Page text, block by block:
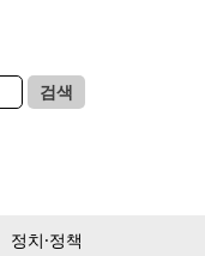
검색
정치·정책